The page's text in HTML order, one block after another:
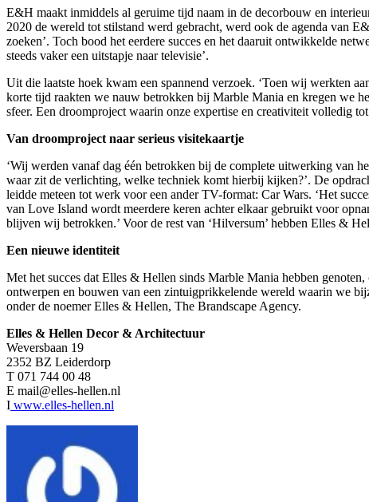
E&H maakt inmiddels al geruime tijd naam in de decorbouw en
2020 de wereld tot stilstand werd gebracht, werd ook de agenda van
zoeken’. Toch bood het eerdere succes en het daaruit ontwikkelde
steeds vaker een uitstapje naar televisie’.
Uit die laatste hoek kwam een spannend verzoek. ‘Toen wij werkten
korte tijd raakten we nauw betrokken bij Marble Mania en kregen we
sfeer. Een droomproject waarin onze expertise en creativiteit volledig
Van droomproject naar serieus visitekaartje
‘Wij werden vanaf dag één betrokken bij de complete uitwerking van
waar zit de verlichting, welke techniek komt hierbij kijken?’. De
leidde meteen tot werk voor een ander TV-format: Car Wars. ‘Het
van Love Island wordt meerdere keren achter elkaar gebruikt voor
blijven wij betrokken.’ Voor de rest van ‘Hilversum’ hebben Elles &
Een nieuwe identiteit
Met het succes dat Elles & Hellen sinds Marble Mania hebben
ontwerpen en bouwen van een zintuigprikkelende wereld waarin we
onder de noemer Elles & Hellen, The Brandscape Agency.
Elles & Hellen Decor & Architectuur
Weversbaan 19
2352 BZ Leiderdorp
T 071 744 00 48
E mail@elles-hellen.nl
I www.elles-hellen.nl